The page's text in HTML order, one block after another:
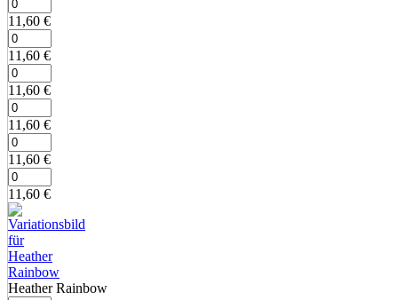
11,60 €
11,60 €
11,60 €
11,60 €
11,60 €
11,60 €
Heather Rainbow